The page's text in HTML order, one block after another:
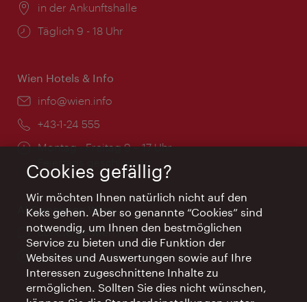
Ort:
in der Ankunftshalle
Öffnungszeiten:
Täglich 9 - 18 Uhr
Wien Hotels & Info
Email:
info@wien.info
Telefon:
+43-1-24 555
Öffnungszeiten:
Montag - Freitag 9 – 17 Uhr
Feiertags geschlossen
AI Concierge Wien
Ort:
concierge.wien.info
Öffnungszeiten:
Informationen rund um die Uhr
Cookies gefällig?
Wir möchten Ihnen natürlich nicht auf den
Keks gehen. Aber so genannte “Cookies” sind
notwendig, um Ihnen den bestmöglichen
Service zu bieten und die Funktion der
Websites und Auswertungen sowie auf Ihre
Interessen zugeschnittene Inhalte zu
ermöglichen. Sollten Sie dies nicht wünschen,